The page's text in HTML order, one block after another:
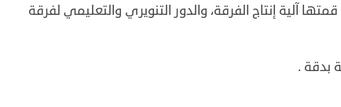
آلية إنتاج الفرقة، والدور التنويري والتعليمي لفرقة
بدقة .